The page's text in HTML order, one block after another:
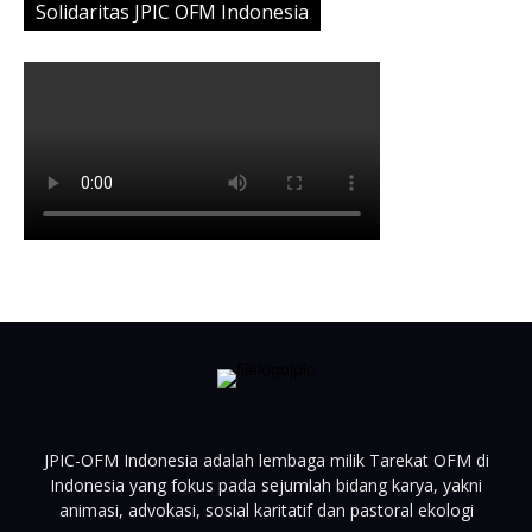
Solidaritas JPIC OFM Indonesia
JPIC-OFM Indonesia adalah lembaga milik Tarekat OFM di
Indonesia yang fokus pada sejumlah bidang karya, yakni
animasi, advokasi, sosial karitatif dan pastoral ekologi